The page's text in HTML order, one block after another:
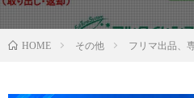
HOME その他 フリマ出品、